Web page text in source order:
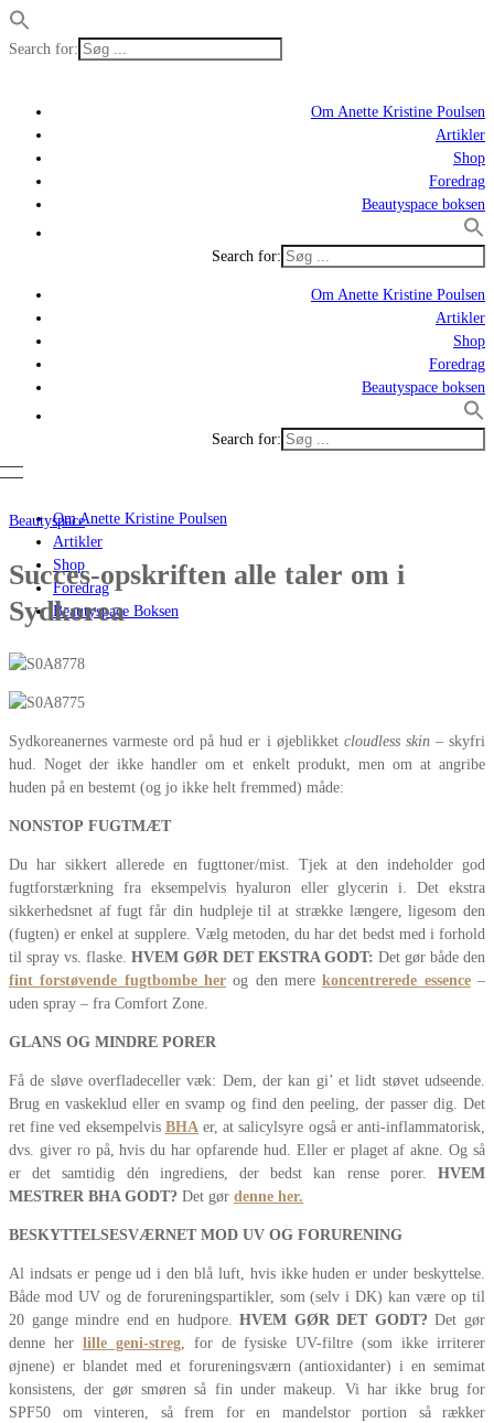
Search for:
Om Anette Kristine Poulsen
Artikler
Shop
Foredrag
Beautyspace boksen
Search for:
Om Anette Kristine Poulsen
Artikler
Shop
Foredrag
Beautyspace boksen
Search for:
Om Anette Kristine Poulsen
Artikler
Shop
Foredrag
Beautyspace Boksen
Beautyspace
Succes-opskriften alle taler om i
Sydkorea
Sydkoreanernes varmeste ord på hud er i øjeblikket cloudless skin– skyfri
hud. Noget der ikke handler om et enkelt produkt, men om at angribe
huden på en bestemt (og jo ikke helt fremmed) måde:
NONSTOP FUGTMÆT
Du har sikkert allerede en fugttoner/mist. Tjek at den indeholder god
fugtforstærkning fra eksempelvis hyaluron eller glycerin i. Det ekstra
sikkerhedsnet af fugt får din hudpleje til at strække længere, ligesom den
(fugten) er enkel at supplere. Vælg metoden, du har det bedst med i forhold
til spray vs. flaske. HVEM GØR DET EKSTRA GODT: Det gør både den
fint forstøvende fugtbombe her og den merekoncentrerede essence–
uden spray – fra Comfort Zone.
GLANS OG MINDRE PORER
Få de sløve overfladeceller væk: Dem, der kan gi’ et lidt støvet udseende.
Brug en vaskeklud eller en svamp og find den peeling, der passer dig. Det
ret fine ved eksempelvis BHAer, at salicylsyre også er anti-inflammatorisk,
dvs. giver ro på, hvis du har opfarende hud. Eller er plaget af akne. Og så
er det samtidig dén ingrediens, der bedst kan rense porer. HVEM
MESTRER BHA GODT? Det gør denne her.
BESKYTTELSESVÆRNET MOD UV OG FORURENING
Al indsats er penge ud i den blå luft, hvis ikke huden er under beskyttelse.
Både mod UV og de forureningspartikler, som (selv i DK) kan være op til
20 gange mindre end en hudpore.HVEM GØR DET GODT? Det gør
denne her lille geni-streg, for de fysiske UV-filtre (som ikke irriterer
øjnene) er blandet med et forureningsværn (antioxidanter) i en semimat
konsistens, der gør smøren så fin under makeup. Vi har ikke brug for
SPF50 om vinteren, så frem for en mandelstor portion så rækker